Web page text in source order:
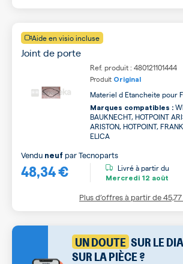
Aide en visio incluse
Joint de porte
Ref. produit : 480121101444
Produit Original
Materiel d Etancheite pour
Marques compatibles :
BAUKNECHT, HOTPOINT
ARISTON, HOTPOINT,
ELICA
48,34 €
Vendu neuf parTecnoparts
Livré à partir du
Mercredi 12 août
Plus d’offres à partir de
UN DOUTE SUR LE
SUR LA PIÈCE ?